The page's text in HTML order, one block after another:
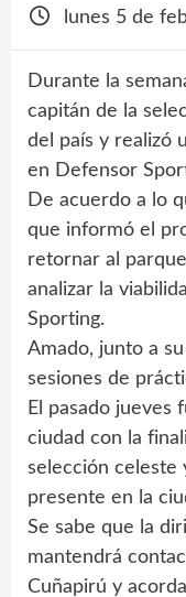
lunes 5 de
Durante la
capitán de la
del país y realizó
en Defensor
De acuerdo a lo
que informó el
retornar al
analizar la
Sporting.
Amado, junto a
sesiones de
El pasado jueves
ciudad con la
selección celeste
presente en la
Se sabe que la
mantendrá
Cuñapirú y